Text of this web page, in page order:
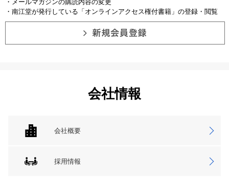
・メールマガジンの購読内容の変更
・南江堂が発行している「オンラインアクセス権付書籍」の登録・閲覧
会社情報
会社概要
採用情報